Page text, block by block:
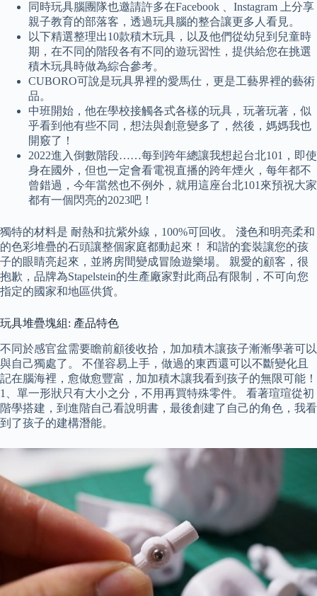
同時玩具腦團隊也邀請許多在Facebook 、Instagram 上分享
親子教育的部落客，透過玩具腦的整合讓更多人看見。
以下精選整理出10款積木玩具，以及他們從幼兒到兒童時
期，在不同的階段各有不同的遊玩習性，提供給您在挑選
積木玩具時做為綜合參考。
CUBORO可說是玩具界裡的愛馬仕，更是工藝界裡的藝術
品。
中班開始，他在學校接觸各式各樣的玩具，玩著玩著，似
乎看到他有些不同，想法與創意變多了，然後，媽媽我也
開竅了！
2022進入倒數階段……每到跨年總讓我想起台北101，即使
身在國外，但也一定會看電視直播的跨年煙火，每年都不
曾錯過，今年當然也不例外，就用這座台北101來預祝大家
都有一個閃亮的2023吧！
獨特的材料是 耐熱和抗紫外線，100%可回收。 淺色和明亮柔和
的色彩堆疊的石頭讓整個家庭都動起來！ 和諧的套裝讓您的孩
子的眼睛亮起來，並將房間變成冒險遊樂場。 親愛的顧客，很
抱歉，品牌為Stapelstein的生產廠家對此商品有限制，不可向您
指定的國家和地區供貨。
玩具堆疊塊組: 產品特色
不同於感官盆需要瞻前顧後收拾，加加積木讓孩子漸漸學著可以
與自己獨處了。 不僅容易上手，做過的東西還可以不斷變化且
記在腦海裡，愈做愈豐富，加加積木讓我看到孩子的無限可能！
1、單一形狀只有大小之分，不用再買特殊零件。 看著瑄瑄從初
階學搭建，到進階自己看說明書，最後創建了自己的角色，我看
到了孩子的建構潛能。